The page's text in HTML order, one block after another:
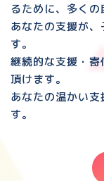
るために、多くの
あなたの支援が
す。
継続的な支援・
頂けます。
あなたの温かい
す。